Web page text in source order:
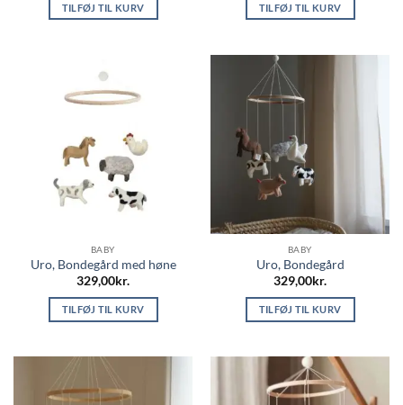
TILFØJ TIL KURV TILFØJ TIL KURV
BABY
Uro, Bondegård med høne
329,00kr.
TILFØJ TIL KURV
BABY
Uro, Bondegård
329,00kr.
TILFØJ TIL KURV